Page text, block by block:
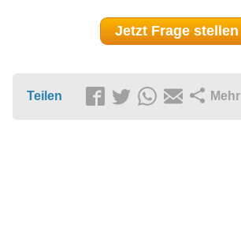
Jetzt Frage stellen
Teilen Mehr